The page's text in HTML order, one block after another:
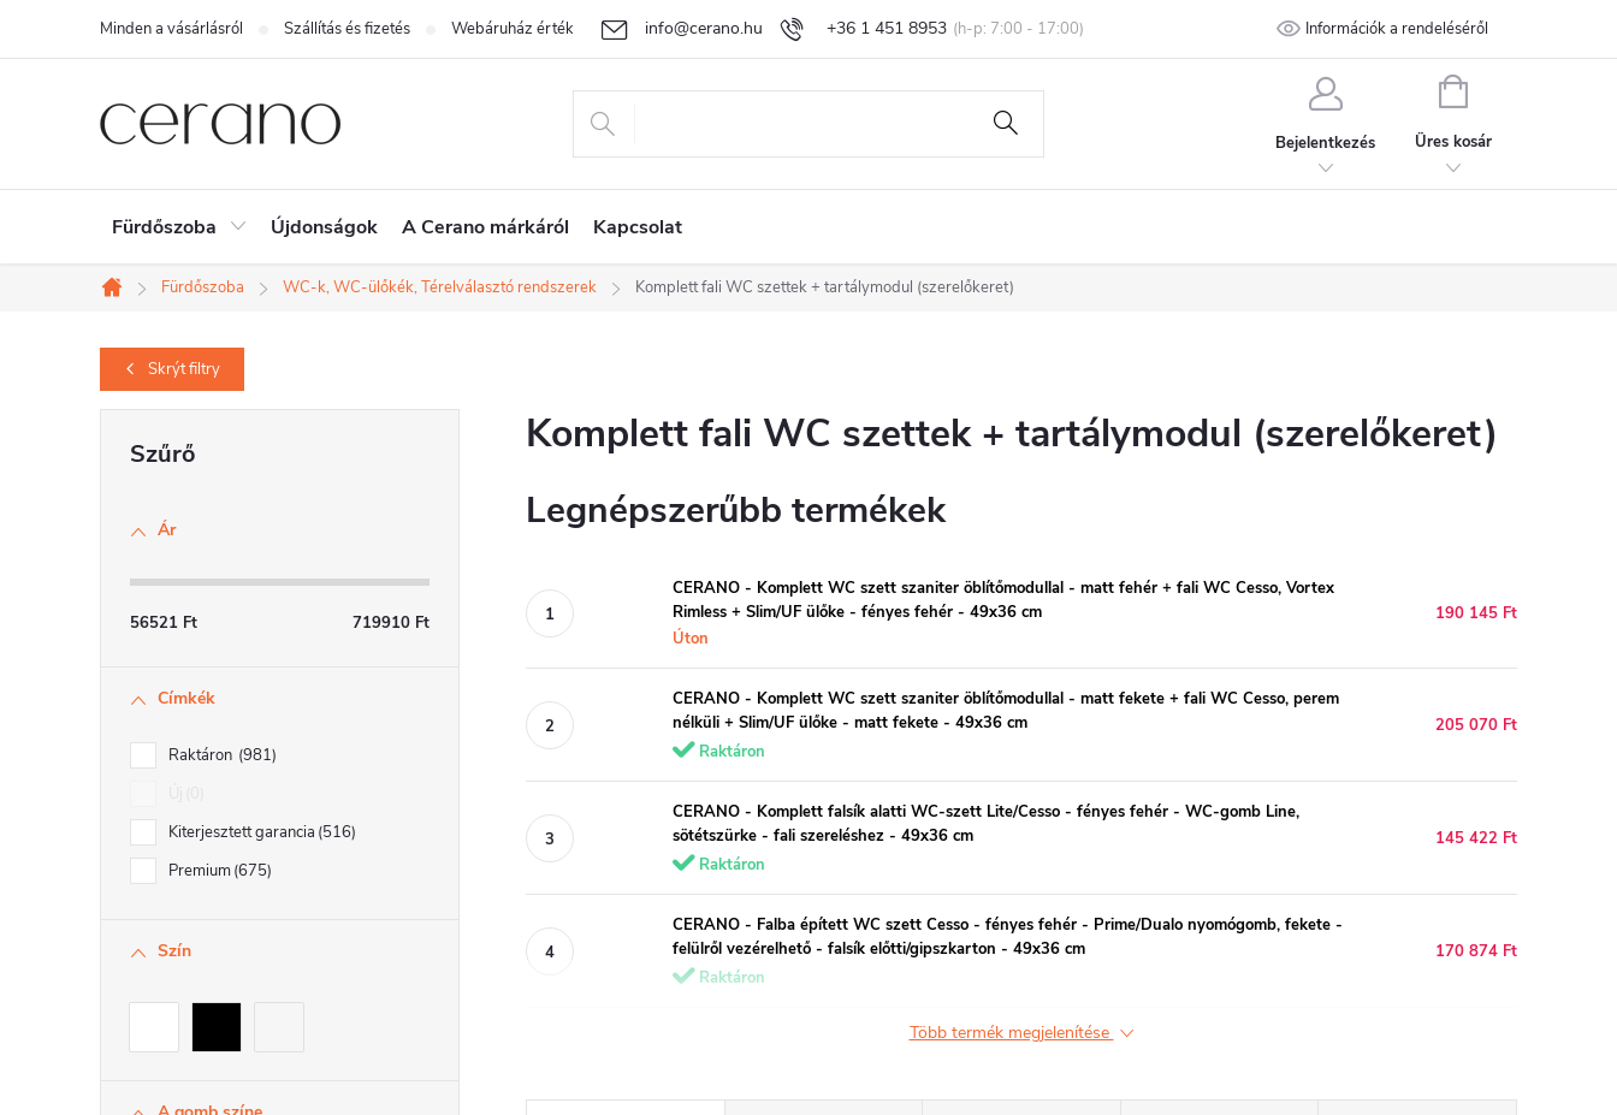
tartalomhoz
+36 1 451 8953
info@cerano.hu
Minden a vásárlásról Szállítás és fizetés Webáruház értékelése Egyedi árazás Áru visszaküldése és reklamáció Általános Szerződési Feltételek Adatvédelmi feltételek
Információk a rendeléséről
Bejelentkezés
KOSÁR
Üres kosár
Fürdőszoba Újdonságok A Cerano márkáról Kapcsolat
Kezdőlap
Fürdőszoba WC-k, WC-ülőkék, Térelválasztó rendszerek Komplett fali WC szettek + tartálymodul (szerelőkeret)
Skrýtfiltry
Ár
56521 Ft 719910 Ft
Címkék
Raktáron 981
Kiterjesztett garancia 516
Premium 675
Szín
Komplett fali WC szettek + tartálymodul (szerelőkeret)
Legnépszerűbb termékek
CERANO - Komplett WC szett szaniter öblítőmodullal - matt fehér + fali WC Cesso, Vortex
Rimless + Slim/UF ülőke - fényes fehér - 49x36 cm
Úton
190 145 Ft
CERANO - Komplett WC szett szaniter öblítőmodullal - matt fekete + fali WC Cesso, perem
nélküli + Slim/UF ülőke - matt fekete - 49x36 cm
Raktáron
205 070 Ft
CERANO - Komplett falsík alatti WC-szett Lite/Cesso - fényes fehér - WC-gomb Line,
sötétszürke - fali szereléshez - 49x36 cm
Raktáron
145 422 Ft
CERANO - Falba épített WC szett Cesso - fényes fehér - Prime/Dualo nyomógomb, fekete -
felülről vezérelhető - falsík előtti/gipszkarton - 49x36 cm
Raktáron
170 874 Ft
Több termék megjelenítése